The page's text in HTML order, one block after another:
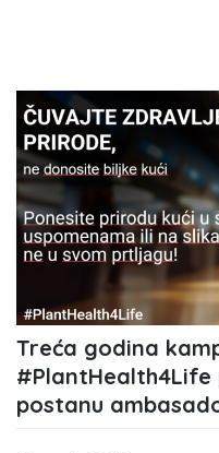
Treća godina
postanu